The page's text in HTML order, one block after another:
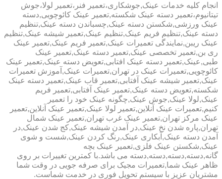
انجام کلیه خدمات عینک,جوشکاری،تعمیر فنر،تعمیر لولا،جوش
تیتانیوم،تعمیر دسته عینک شکسته,تعمیر عینک کائوچویی,دسته
عینک ورزشی,شکستن دسته عینک,چسباندن دسته عینک,تنظیم
دسته عینک,تنظیم فریم عینک,تنظیم عینک,تعمیر شیشه عینک,تنظیم
عینک ریبن,نمایندگی تعمیرات عینک,تعمیر فریم عینک,تعمیر عینک
ری بن,تعمیر تخصصی عینک,تعمیر دسته عینک,تعمیر عینک
طبی,عینک,تعمیر دسته عینک افتابی,تعویض دسته عینک,تعمیر عینک
کائوچویی,تعمیرات عینک در تهران,تعمیرات عینک,آموزش تعمیرات
عینک,تعمیر شیشه عینک آفتابی,تعمیر قاب عینک,تعمیر دسته عینک
شکسته,تعویض دسته عینک,تعمیر عینک آفتابی,تعمیر فریم
عینک,لولا عینک,جوش عینک,چگونه عینک خود را تعمیر
کنیم,تعمیرات عینک آنلاین,تعمیر لولا عینک,تعمیر عینک آنلاین,تعمیر
عینک مرکز تهران,تعمیر عینک غرب تهران,تعمیر عینک شمال
تهران,پاره شدن نخ عینک,در آمدن شیشه عینک,کج شدن عینک,در
آمدن دسته عینک,آبکاری عینک,رنگ کردن عینک,شست و شوی
عینک,شکستن عینک فلزی,تعمیر عینک بچه
گانه,دسته,دسته,دسته,دسته می باشد.با کمترین تغییرات بر روی
ظاهر عینک شما,تعمیرات مجیک برای صرفه جویی در وقت شما
مشتریان عزیز با سیستم تحویل فوری در خدمت شماست.